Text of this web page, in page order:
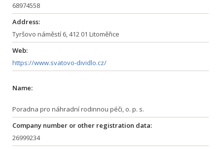
68974558
Address:
Tyršovo náměstí 6, 412 01 Litoměřice
Web:
https://www.svatovo-dividlo.cz/
Name:
Poradna pro náhradní rodinnou péči, o. p. s.
Company number or other registration data:
26999234